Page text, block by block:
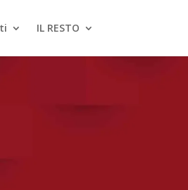
IL RESTO